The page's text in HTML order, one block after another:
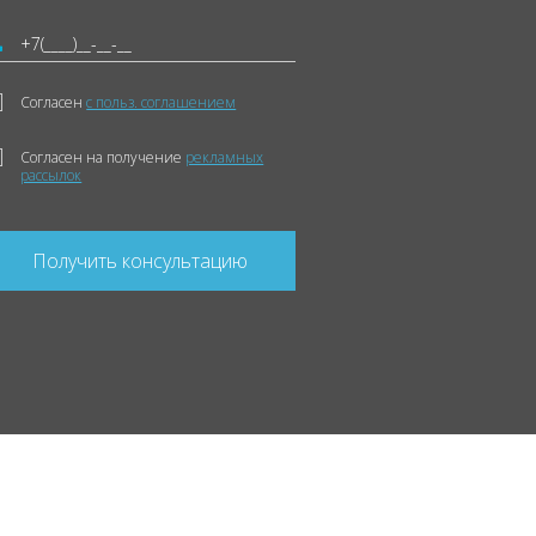
Согласенс польз. соглашением
Согласен на получение рекламных
рассылок
Получить консультацию